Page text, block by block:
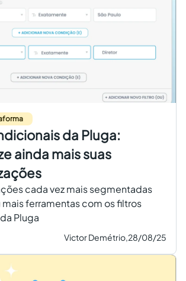
da Pluga:
ainda mais suas
cada vez mais segmentadas
mais ferramentas com os filtros
Pluga
Victor Demétrio,28/08/25